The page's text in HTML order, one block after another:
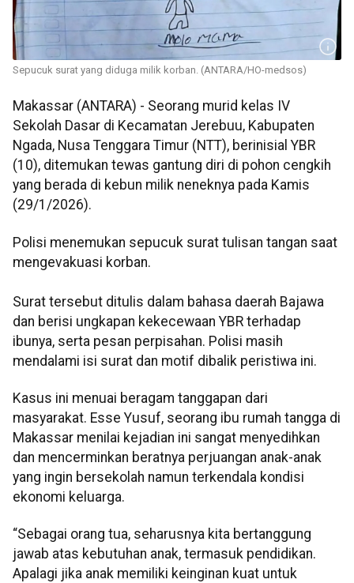
Sepucuk surat yang diduga milik korban. (ANTARA/HO-medsos)
Makassar (ANTARA) - Seorang murid kelas IV
Sekolah Dasar di Kecamatan Jerebuu, Kabupaten
Ngada, Nusa Tenggara Timur (NTT), berinisial YBR
(10), ditemukan tewas gantung diri di pohon cengkih
yang berada di kebun milik neneknya pada Kamis
(29/1/2026).
Polisi menemukan sepucuk surat tulisan tangan saat
mengevakuasi korban.
Surat tersebut ditulis dalam bahasa daerah Bajawa
dan berisi ungkapan kekecewaan YBR terhadap
ibunya, serta pesan perpisahan. Polisi masih
mendalami isi surat dan motif dibalik peristiwa ini.
Kasus ini menuai beragam tanggapan dari
masyarakat. Esse Yusuf, seorang ibu rumah tangga di
Makassar menilai kejadian ini sangat menyedihkan
dan mencerminkan beratnya perjuangan anak-anak
yang ingin bersekolah namun terkendala kondisi
ekonomi keluarga.
“Sebagai orang tua, seharusnya kita bertanggung
jawab atas kebutuhan anak, termasuk pendidikan.
Apalagi jika anak memiliki keinginan kuat untuk